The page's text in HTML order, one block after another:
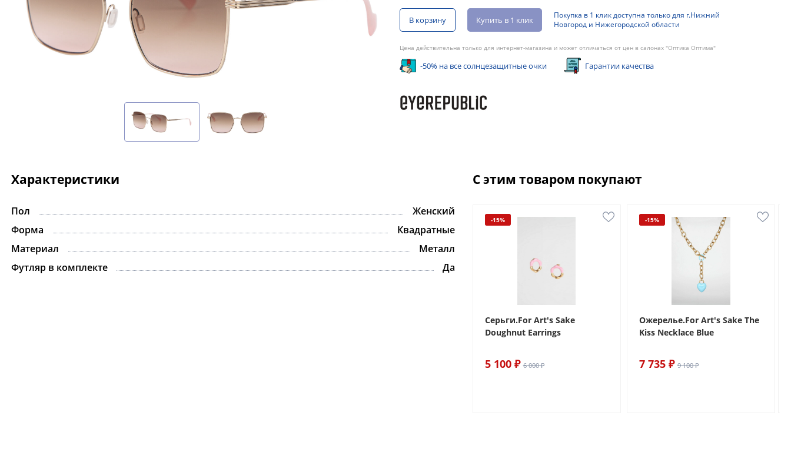
В корзину Купить в 1 клик
Покупка в 1 клик доступна только для г.Нижний
Новгород и Нижегородской области
Цена действительна только для интернет-магазина и может отличаться от цен в салонах "Оптика Оптима"
-50% на все солнцезащитные очки Гарантии качества
Характеристики
Пол
Женский
Форма
Квадратные
Материал
Металл
Футляр в комплекте
Да
С этим товаром покупают
-15%
Серьги.For Art's Sake
Doughnut Earrings
5 100 ₽ 6 000 ₽
-15%
Ожерелье.For Art's Sake The
Kiss Necklace Blue
7 735 ₽ 9 100 ₽